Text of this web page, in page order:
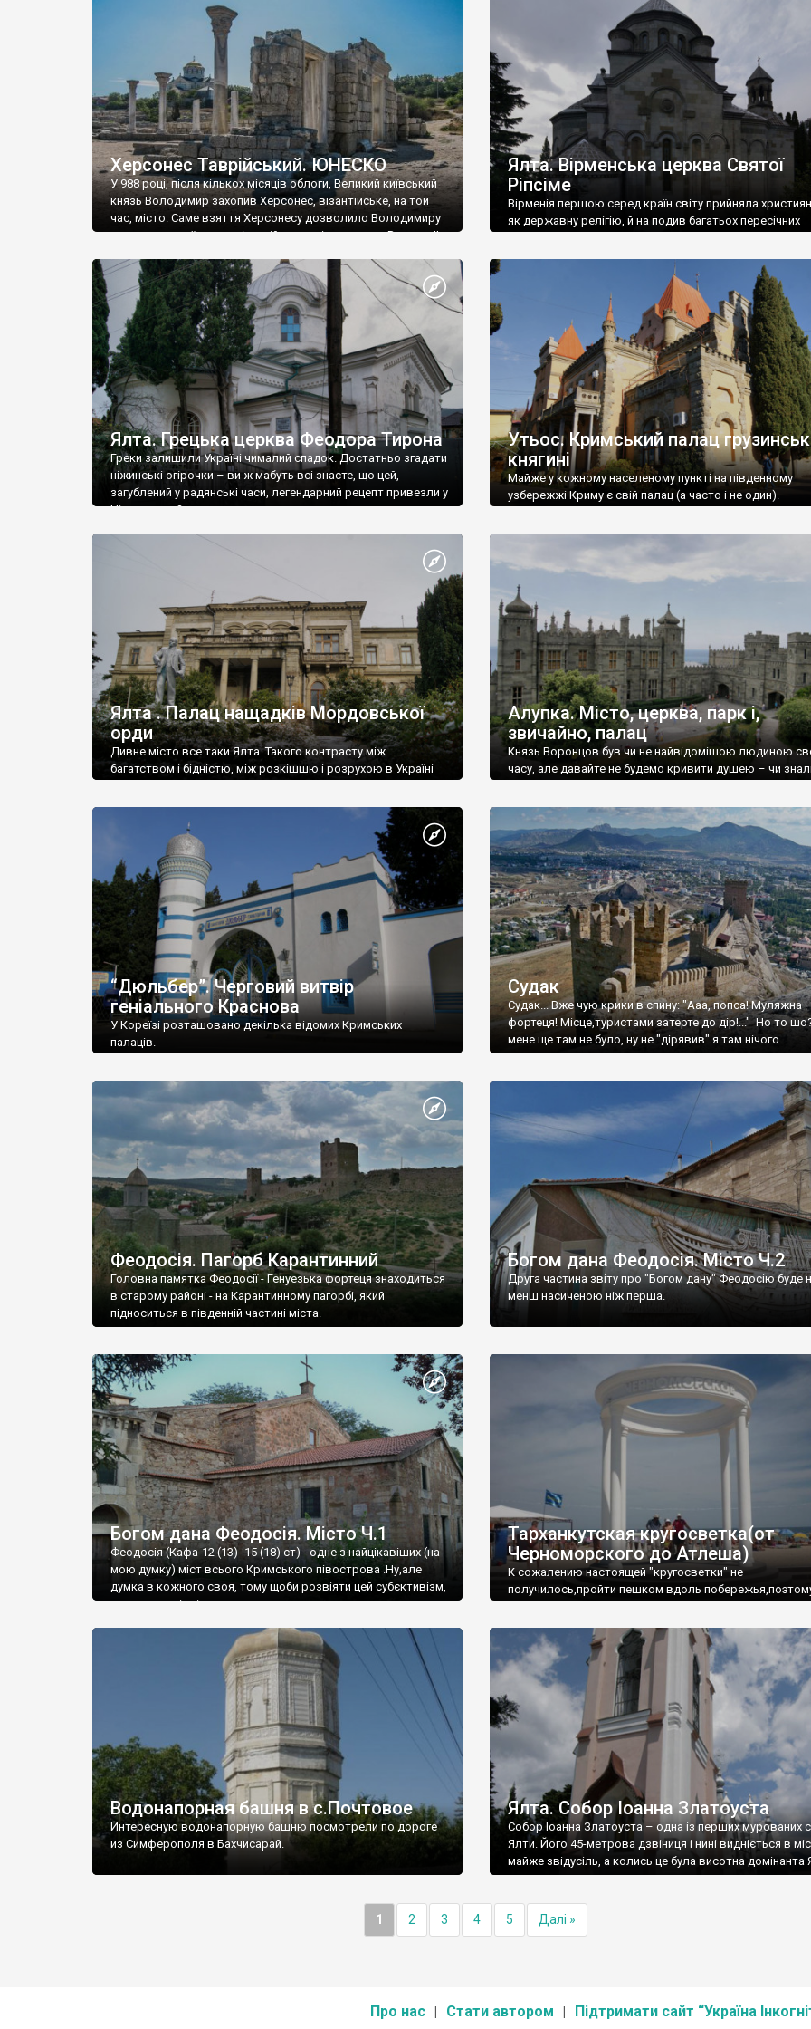
візантійської доби. Раритети викрадені з фондів об’єкту
культурної спадщини ЮНЕСКО «Херсонеса Таврійського».
Офіційно – на виставку «Золото Візантії», але експерти та
влада в Україні вважають це лише […]
називаються «повстяками» (postaki)…” “Вино. Крим
виробляє відмінне вино і його вдосталь: воно все
легке біле і дуже […]
Херсонес Таврійський. ЮНЕСКО
У 988 році, після кількох місяців облоги, Великий київський
князь Володимир захопив Херсонес, візантійське, на той
час, місто. Саме взяття Херсонесу дозволило Володимиру
диктувати свої умови візантійському імператору Василю ІІ,
Херсонесі Володимир-язичник, став Василем-
християнином. А потім було Хрещення Русі. На честь
Херсонесу Таврійського названо місто […]
Ялта. Вірменська церква Святої
Ріпсіме
Вірменія першою серед країн світу прийняла
як державну релігію, й на подив багатьох пересічних
Ялта. Грецька церква Феодора Тирона
Греки залишили Україні чималий спадок. Достатньо згадати
ніжинські огірочки – ви ж мабуть всі знаєте, що цей,
загублений у радянські часи, легендарний рецепт привезли у
Ніжин греки?
Утьос. Кримський палац
княгині
Майже у кожному населеному пункті на південному
узбережжі Криму є свій палац (а часто і не один).
Ялта . Палац нащадків Мордовської
орди
Дивне місто все таки Ялта. Такого контрасту між
багатством і бідністю, між розкішшю і розрухою в Україні
Алупка. Місто, церква, парк і,
звичайно, палац
Князь Воронцов був чи не найвідомішою людиною
часу, але давайте не будемо кривити душею – чи
“Дюльбер”. Черговий витвір
геніального Краснова
У Кореїзі розташовано декілька відомих Кримських
палаців.
Судак
Судак... Вже чую крики в спину: "Ааа, попса! Муляжна
фортеця! Місце,туристами затерте до дір!..." Но то
мене ще там не було, ну не "дірявив" я там нічого...
принаймні до цього літа.
Феодосія. Пагорб Карантинний
Головна памятка Феодосії - Генуезька фортеця знаходиться
в старому районі - на Карантинному пагорбі, який
підноситься в південній частині міста.
Богом дана Феодосія. Місто Ч.2
Друга частина звіту про "Богом дану" Феодосію буде
менш насиченою ніж перша.
Богом дана Феодосія. Місто Ч.1
Феодосія (Кафа-12 (13) -15 (18) ст) - одне з найцікавіших (на
мою думку) міст всього Кримського півострова .Ну,але
думка в кожного своя, тому щоби розвіяти цей субєктивізм,
запрошую відвідати це
Тарханкутская кругосветка(от
Черноморского до Атлеша)
К сожалению настоящей "кругосветки" не
получилось,пройти пешком вдоль
Водонапорная башня в с.Почтовое
Интересную водонапорную башню посмотрели по дороге
из Симферополя в Бахчисарай.
Ялта. Собор Іоанна Златоуста
Собор Іоанна Златоуста – одна із перших мурованих
Ялти. Його 45-метрова дзвіниця і нині видніється в
майже звідусіль, а колись це була висотна домінанта
1 2 3 4 5 Далі »
Про нас Стати автором Підтримати сайт “Україна